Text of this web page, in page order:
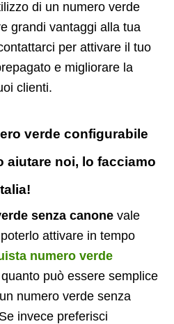
di un numero verde
grandi vantaggi alla tua
per attivare il tuo
e migliorare la
clienti.
verde configurabile
aiutare noi, lo facciamo
senza canone vale
attivare in tempo
numero verde
può essere semplice
numero verde senza
invece preferisci